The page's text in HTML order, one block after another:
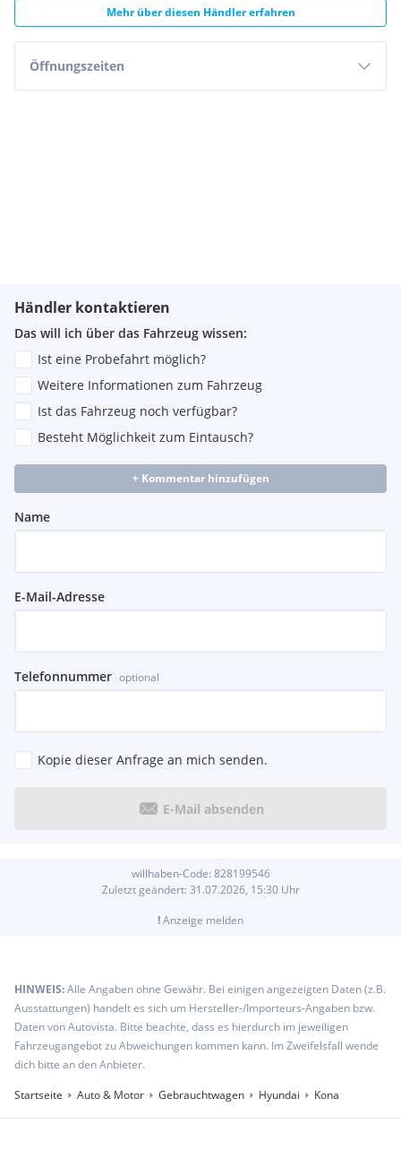
Mehr über diesen Händler erfahren
Öffnungszeiten
Händler kontaktieren
Das will ich über das Fahrzeug wissen:
Ist eine Probefahrt möglich?
Weitere Informationen zum Fahrzeug
Ist das Fahrzeug noch verfügbar?
Besteht Möglichkeit zum Eintausch?
+ Kommentar hinzufügen
Name
E-Mail-Adresse
Telefonnummer optional
Kopie dieser Anfrage an mich senden.
E-Mail absenden
willhaben-Code: 828199546
Zuletzt geändert: 31.07.2026, 15:30Uhr
!Anzeige melden
HINWEIS:Alle Angaben ohne Gewähr. Bei einigen angezeigten Daten (z.B.
Ausstattungen) handelt es sich um Hersteller-/Importeurs-Angaben bzw.
Daten von Autovista. Bitte beachte, dass es hierdurch im jeweiligen
Fahrzeugangebot zu Abweichungen kommen kann. Im Zweifelsfall wende
dich bitte an den Anbieter.
Startseite
Auto & Motor Gebrauchtwagen Hyundai Kona